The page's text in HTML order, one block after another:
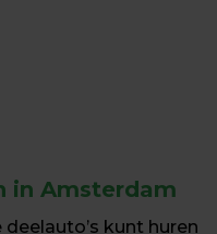
in Amsterdam
kunt huren